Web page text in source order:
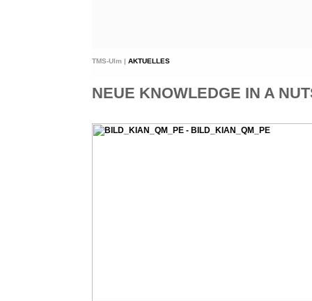
TMS-Ulm | AKTUELLES
NEUE KNOWLEDGE IN A